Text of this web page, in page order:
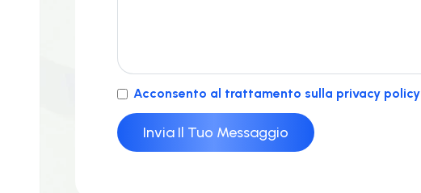
Acconsento al trattamento sulla privacy policy